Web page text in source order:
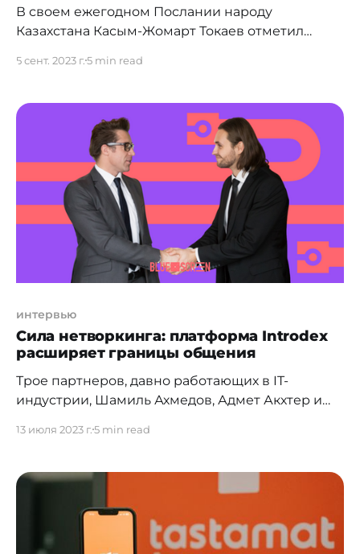
В своем ежегодном Послании народу
Казахстана Касым-Жомарт Токаев отметил
хозяйство — это высокотехнологичная отрасль.
определяющим фактором успеха аграриев, на
первый план вышли инновационные решения.
Следует принять меры по развитию агронауки,
и, главное, — ее практическому применению в
сельском хозяйстве". Вкладывать в
5 сент. 2023 г.5 min read
интервью
Сила нетворкинга: платформа Introdex
расширяет границы общения
Трое партнеров, давно работающих в IT-
индустрии, Шамиль Ахмедов, Адмет Акхтер и
десятков реализованных проектов, решили, что
международного трамплина выбрали
Сингапур. И это скорее закономерно, сегодня
многие молодые и амбициозные приезжают в
эту страну не только, чтобы себя показать,
13 июля 2023 г.5 min read